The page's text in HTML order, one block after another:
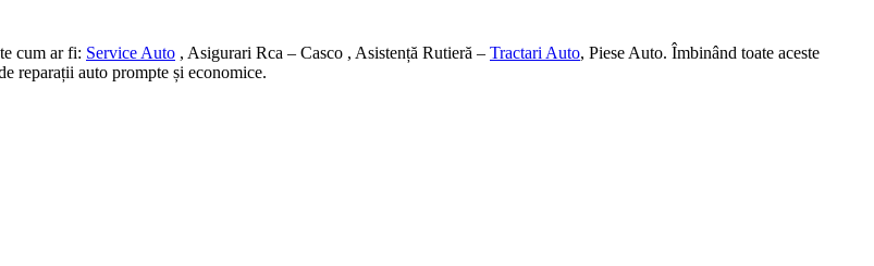
cum ar fi: Service Auto , Asigurari Rca – Casco , Asistență Rutieră – Tractari Auto, Piese Auto. Îmbinând toate aceste
reparații auto prompte și economice.